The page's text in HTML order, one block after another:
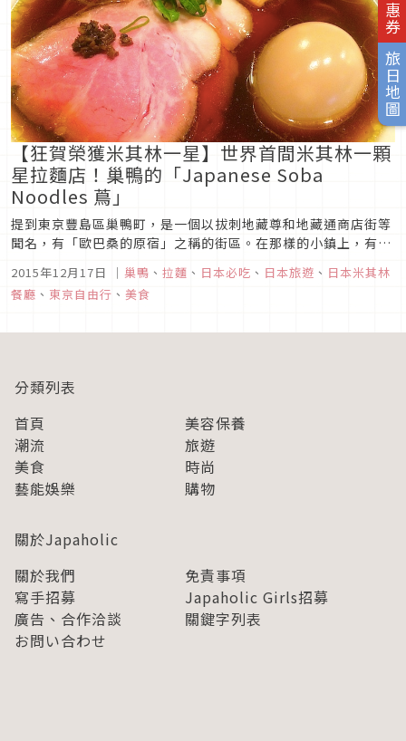
旅日地圖
【狂賀榮獲米其林一星】世界首間米其林一顆
星拉麵店！巢鴨的「Japanese Soba
Noodles 蔦」
提到東京豐島區巢鴨町，是一個以拔刺地藏尊和地藏通商店街等
聞名，有「歐巴桑的原宿」之稱的街區。在那樣的小鎮上，有一
布的「2016東京版美食指南」中，成為世界首間獲得米其林一
顆星評價的拉麵店。那間店便是「Japanese Soba Noodles...
2015年12月17日 ｜ 巢鴨 、 拉麵 、 日本必吃 、 日本旅遊 、 日本米其林
餐廳 、 東京自由行 、 美食
分類列表
首頁
美容保養
潮流
旅遊
美食
時尚
藝能娛樂
購物
關於Japaholic
關於我們
免責事項
寫手招募
Japaholic Girls招募
廣告、合作洽談
關鍵字列表
お問い合わせ